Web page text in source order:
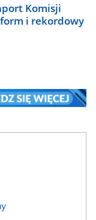
Komisji
i rekordowy